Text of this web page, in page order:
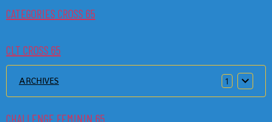
CATEGORIES CROSS 65
CLT CROSS 65
ARCHIVES 1
CHALLENGE FEMININ 65